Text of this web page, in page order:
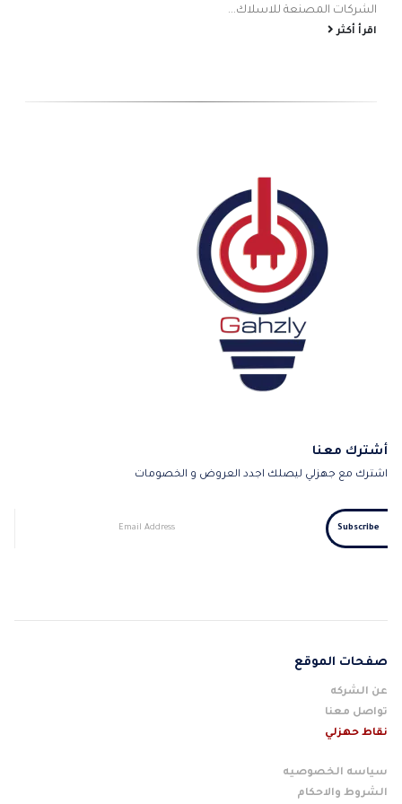
الشركات المصنعة للاسلاك...
اقرأ أكثر
أشترك معنا
اشترك مع جهزلي ليصلك اجدد العروض و الخصومات
صفحات الموقع
عن الشركه
تواصل معنا
نقاط حهزلي
سياسه الخصوصيه
الشروط والاحكام